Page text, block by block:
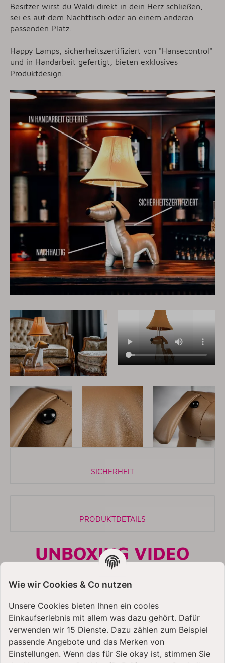
Besitzer wirst du Waldi direkt in dein Herz schließen,
sei es auf dem Nachttisch oder an einem anderen
passenden Platz.
Happy Lamps, sicherheitszertifiziert von "Hansecontrol"
und in Handarbeit gefertigt, bieten exklusives
Produktdesign.
SICHERHEIT
PRODUKTDETAILS
UNBOXING VIDEO
Wie wir Cookies & Co nutzen
Unsere Cookies bieten Ihnen ein cooles
Einkaufserlebnis mit allem was dazu gehört. Dafür
verwenden wir 15 Dienste. Dazu zählen zum Beispiel
passende Angebote und das Merken von
Einstellungen. Wenn das für Sie okay ist, stimmen Sie